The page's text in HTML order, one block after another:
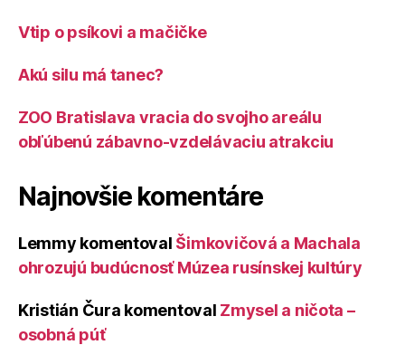
Vtip o psíkovi a mačičke
Akú silu má tanec?
ZOO Bratislava vracia do svojho areálu
obľúbenú zábavno-vzdelávaciu atrakciu
Najnovšie komentáre
Lemmy komentoval Šimkovičová a Machala
ohrozujú budúcnosť Múzea rusínskej kultúry
Kristián Čura komentoval Zmysel a ničota –
osobná púť